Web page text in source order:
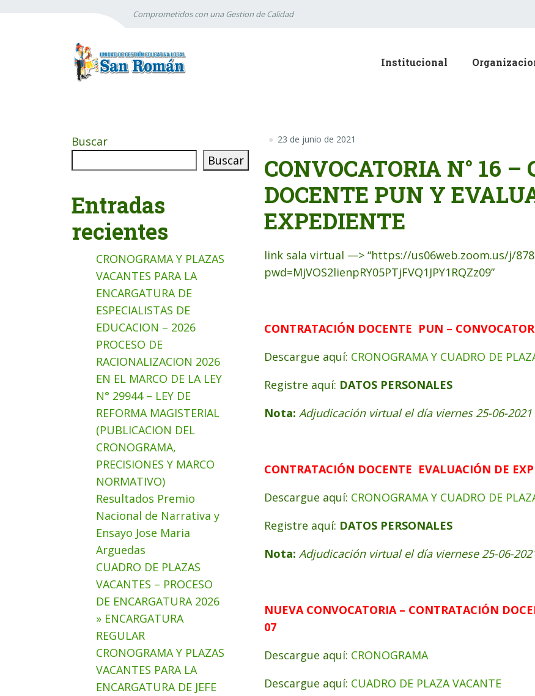
Comprometidos con una Gestion de Calidad
Institucional
23 de junio de 2021
CONVOCATORIA N° 16 –
DOCENTE PUN Y
EXPEDIENTE
link sala virtual —> “https://us06web.zoom.us/j/
pwd=MjVOS2lienpRY05PTjFVQ1JPY1RQZz09”
CONTRATACIÓN DOCENTE PUN –
Descargue aquí: CRONOGRAMA Y CUADRO DE
Registre aquí: DATOS PERSONALES
Nota: Adjudicación virtual el día viernes 25-06-
CONTRATACIÓN DOCENTE EVALUACIÓN DE
Descargue aquí: CRONOGRAMA Y CUADRO DE
Registre aquí: DATOS PERSONALES
Nota: Adjudicación virtual el día viernese 25-06-
NUEVA CONVOCATORIA – CONTRATACIÓN
07
Descargue aquí: CRONOGRAMA
Descargue aquí: CUADRO DE PLAZA VACANTE
Buscar
Buscar
Entradas
recientes
CRONOGRAMA Y PLAZAS
VACANTES PARA LA
ENCARGATURA DE
ESPECIALISTAS DE
EDUCACION – 2026
PROCESO DE
RACIONALIZACION 2026
EN EL MARCO DE LA LEY
N° 29944 – LEY DE
REFORMA MAGISTERIAL
(PUBLICACION DEL
CRONOGRAMA,
PRECISIONES Y MARCO
NORMATIVO)
Resultados Premio
Nacional de Narrativa y
Ensayo Jose Maria
Arguedas
CUADRO DE PLAZAS
VACANTES – PROCESO
DE ENCARGATURA 2026
» ENCARGATURA
REGULAR
CRONOGRAMA Y PLAZAS
VACANTES PARA LA
ENCARGATURA DE JEFE